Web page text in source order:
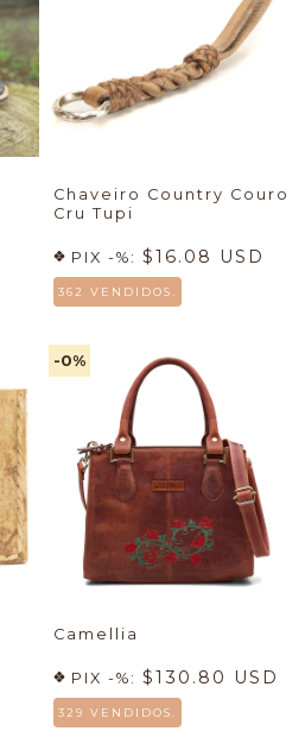
Chaveiro Country Couro
Cru Tupi
PIX -%: $16.08 USD
362 VENDIDOS.
-0%
Camellia
PIX -%: $130.80 USD
329 VENDIDOS.